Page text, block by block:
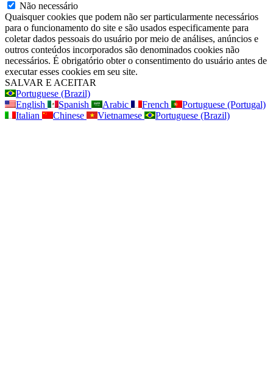
Não necessário
Quaisquer cookies que podem não ser particularmente necessários
para o funcionamento do site e são usados especificamente para
coletar dados pessoais do usuário por meio de análises, anúncios e
outros conteúdos incorporados são denominados cookies não
necessários. É obrigatório obter o consentimento do usuário antes de
executar esses cookies em seu site.
SALVAR E ACEITAR
Portuguese (Brazil)
English
Spanish Arabic French
Portuguese (Portugal)
Italian
Chinese Vietnamese
Portuguese (Brazil)